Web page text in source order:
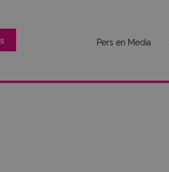
Pers en Media